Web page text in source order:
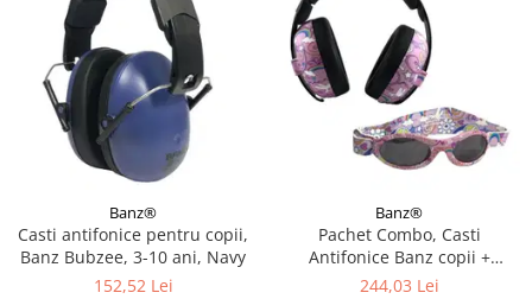
Banz®
Casti antifonice pentru copii,
Banz Bubzee, 3-10 ani, Navy
152,52 Lei
Banz®
Pachet Combo, Casti
Antifonice Banz copii +
Ochelari de Soare Protectie
244,03 Lei